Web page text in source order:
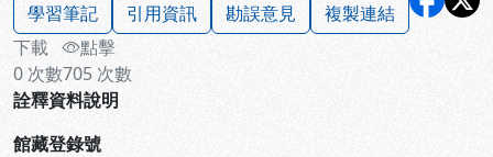
學習筆記 引用資訊 勘誤意見
複製連結
下載
0 次數
點擊
705 次數
詮釋資料說明
館藏登錄號